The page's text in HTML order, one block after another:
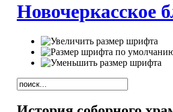
Новочеркасское